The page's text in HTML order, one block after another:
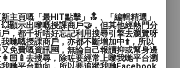
快的環境中學習和成長。
伽】如何幫助SEN兒童提升
主頁嘅「最HIT點擊」🔝﹑「編輯精選」
顯示出嚟嘅授課商戶🤝，但其他經熱門分
，都千祈唔好忘記利用搜尋引擎去瀏覽呀
哋嘅授課商戶，亦都不斷增加中⬆️，所以
免費嘅資訊🆓，無論自己報讀抑或幫身邊
去搜尋，除咗要經常上嚟我哋平台瀏